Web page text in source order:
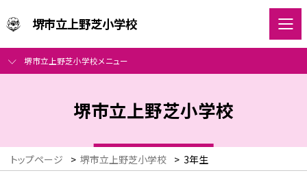
堺市立上野芝小学校
堺市立上野芝小学校メニュー
堺市立上野芝小学校
トップページ > 堺市立上野芝小学校 > 3年生